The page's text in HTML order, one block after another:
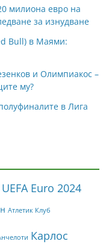
милиона евро на
за изнудване
Bull) в Маями:
и Олимпиакос –
му?
в Лига
UEFA Euro 2024
Атлетик Клуб
Карлос